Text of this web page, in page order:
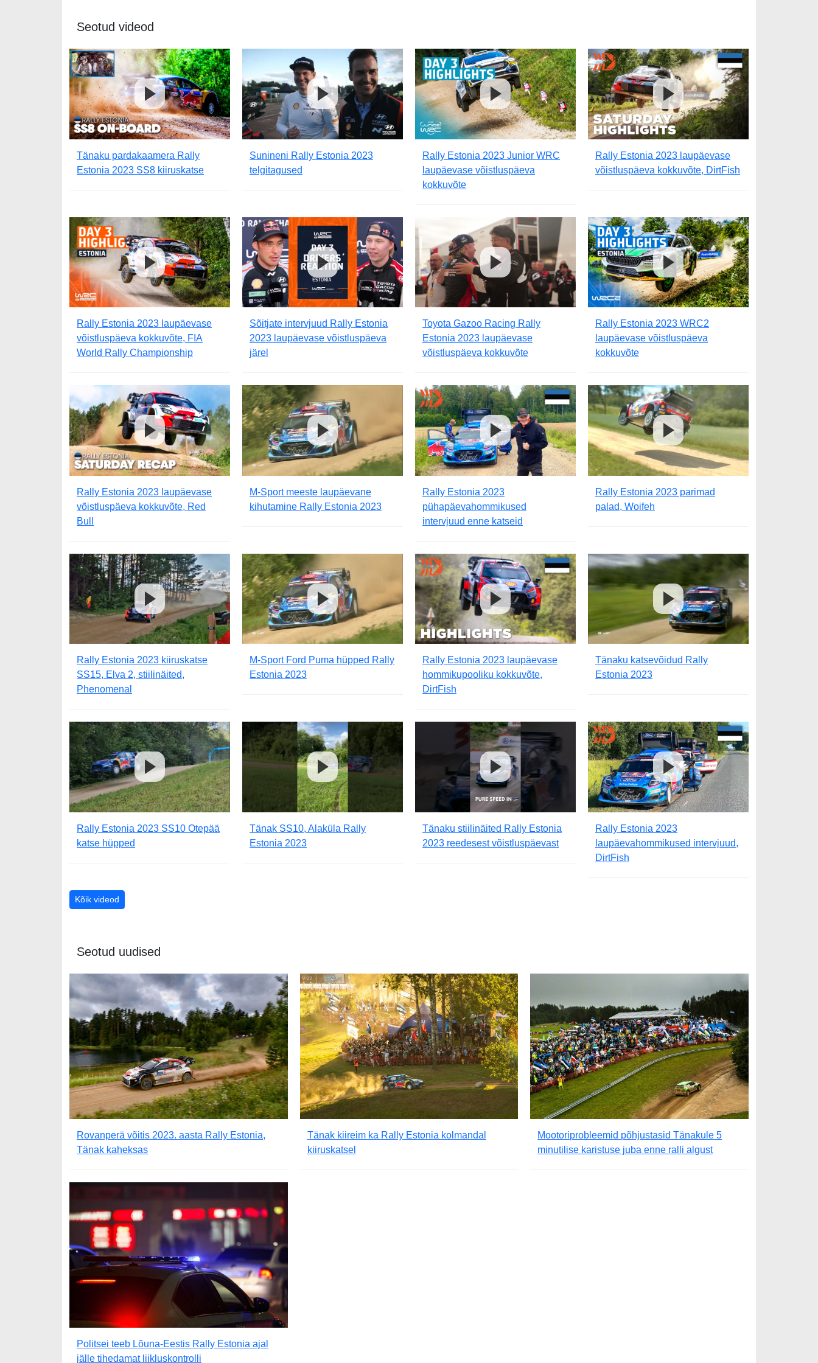
Seotud videod
Tänaku pardakaamera Rally
Estonia 2023 SS8 kiiruskatse
Sunineni Rally Estonia 2023
telgitagused
Rally Estonia 2023 Junior WRC
laupäevase võistluspäeva
kokkuvõte
Rally Estonia 2023 laupäevase
võistluspäeva kokkuvõte, DirtFish
Rally Estonia 2023 laupäevase
võistluspäeva kokkuvõte, FIA
World Rally Championship
Sõitjate intervjuud Rally Estonia
2023 laupäevase võistluspäeva
järel
Toyota Gazoo Racing Rally
Estonia 2023 laupäevase
võistluspäeva kokkuvõte
Rally Estonia 2023 WRC2
laupäevase võistluspäeva
kokkuvõte
Rally Estonia 2023 laupäevase
võistluspäeva kokkuvõte, Red
Bull
M-Sport meeste laupäevane
kihutamine Rally Estonia 2023
Rally Estonia 2023
pühapäevahommikused
intervjuud enne katseid
Rally Estonia 2023 parimad
palad, Woifeh
Rally Estonia 2023 kiiruskatse
SS15, Elva 2, stiilinäited,
Phenomenal
M-Sport Ford Puma hüpped Rally
Estonia 2023
Rally Estonia 2023 laupäevase
hommikupooliku kokkuvõte,
DirtFish
Tänaku katsevõidud Rally
Estonia 2023
Rally Estonia 2023 SS10 Otepää
katse hüpped
Tänak SS10, Alaküla Rally
Estonia 2023
Tänaku stiilinäited Rally Estonia
2023 reedesest võistluspäevast
Rally Estonia 2023
laupäevahommikused intervjuud,
DirtFish
Kõik videod
Seotud uudised
Rovanperä võitis 2023. aasta Rally Estonia,
Tänak kaheksas
Tänak kiireim ka Rally Estonia kolmandal
kiiruskatsel
Mootoriprobleemid põhjustasid Tänakule 5
minutilise karistuse juba enne ralli algust
Politsei teeb Lõuna-Eestis Rally Estonia ajal
jälle tihedamat liikluskontrolli